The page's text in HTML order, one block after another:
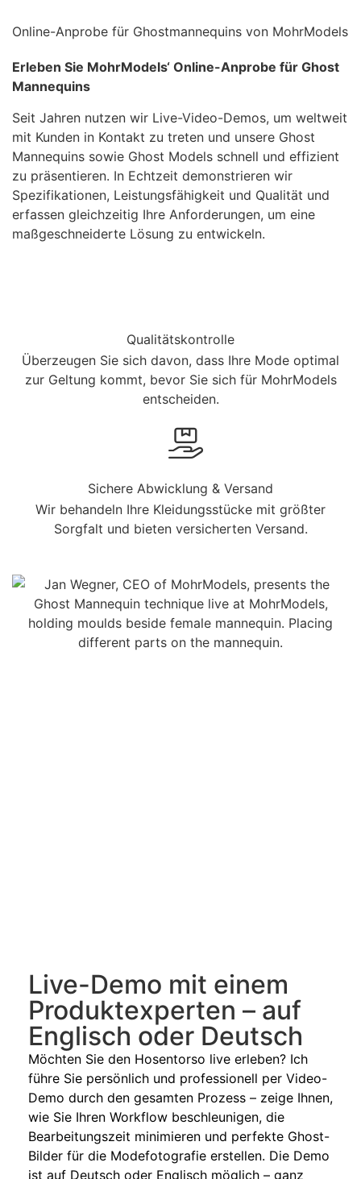
Online-Anprobe für Ghostmannequins von MohrModels
Erleben Sie MohrModels‘ Online-Anprobe für Ghost
Mannequins
Seit Jahren nutzen wir Live-Video-Demos, um weltweit
mit Kunden in Kontakt zu treten und unsere Ghost
Mannequins sowie Ghost Models schnell und effizient
zu präsentieren. In Echtzeit demonstrieren wir
Spezifikationen, Leistungsfähigkeit und Qualität und
erfassen gleichzeitig Ihre Anforderungen, um eine
maßgeschneiderte Lösung zu entwickeln.
Qualitätskontrolle
Überzeugen Sie sich davon, dass Ihre Mode optimal
zur Geltung kommt, bevor Sie sich für MohrModels
entscheiden.
Sichere Abwicklung & Versand
Wir behandeln Ihre Kleidungsstücke mit größter
Sorgfalt und bieten versicherten Versand.
Live-Demo mit einem
Produktexperten – auf
Englisch oder Deutsch
Möchten Sie den Hosentorso live erleben? Ich
führe Sie persönlich und professionell per Video-
Demo durch den gesamten Prozess – zeige Ihnen,
wie Sie Ihren Workflow beschleunigen, die
Bearbeitungszeit minimieren und perfekte Ghost-
Bilder für die Modefotografie erstellen. Die Demo
ist auf Deutsch oder Englisch möglich – ganz